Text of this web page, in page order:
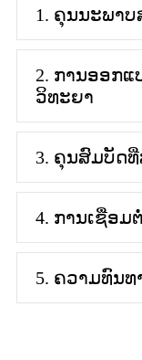
1. ຄຸນນະພາບ
2. ການອອກ
ວິທະຍາ
3. ຄຸນສົມບັດ
4. ການເຊື່ອມ
5. ຄວາມທົນທ